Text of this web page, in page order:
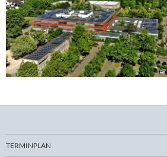
TERMINPLAN